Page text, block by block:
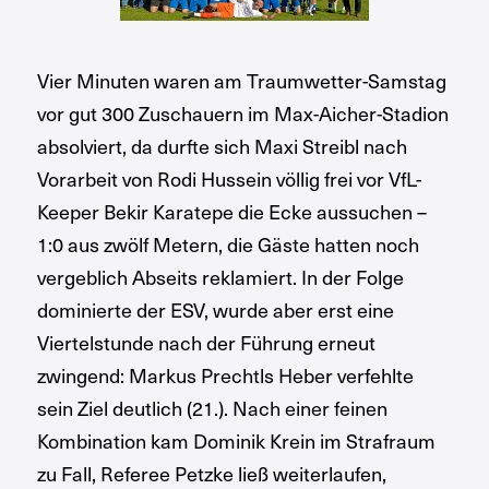
Vier Minuten waren am Traumwetter-Samstag
vor gut 300 Zuschauern im Max-Aicher-Stadion
absolviert, da durfte sich Maxi Streibl nach
Vorarbeit von Rodi Hussein völlig frei vor VfL-
Keeper Bekir Karatepe die Ecke aussuchen –
1:0 aus zwölf Metern, die Gäste hatten noch
vergeblich Abseits reklamiert. In der Folge
dominierte der ESV, wurde aber erst eine
Viertelstunde nach der Führung erneut
zwingend: Markus Prechtls Heber verfehlte
sein Ziel deutlich (21.). Nach einer feinen
Kombination kam Dominik Krein im Strafraum
zu Fall, Referee Petzke ließ weiterlaufen,